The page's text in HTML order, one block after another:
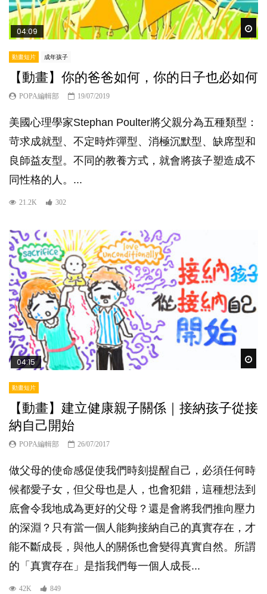
04:09
動畫短片 成年孩子
【動畫】你的爸爸如何，你的日子也必如何
POPA編輯部 19/07/2019
美國心理學家Stephan Poulter將父親分為五種類型：
苛求成就型、不定時炸彈型、消極沉默型、缺席型和
良師益友型。不同的教養方式，就會將孩子塑造成不
同性格的人。...
21.2K 302
04:15
動畫短片
【動畫】建立健康親子關係｜接納孩子從接
納自己開始
POPA編輯部 26/07/2017
做父母的使命感促使我們時刻提醒自己，必須任何時
候都愛子女，但父母也是人，也會犯錯，這種想法到
底會令我地成為更好的父母？還是會將我們推向壓力
的深淵？只有當一個人能夠接納自己的真實存在，才
能不斷成長，與他人的關係也會變得真實自然。所謂
的「真實存在」是指我們每一個人成長...
42K 849